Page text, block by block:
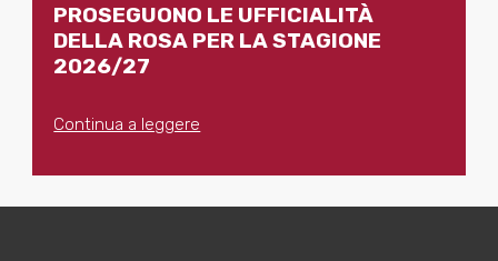
PROSEGUONO LE UFFICIALITÀ
DELLA ROSA PER LA STAGIONE
2026/27
Continua a leggere